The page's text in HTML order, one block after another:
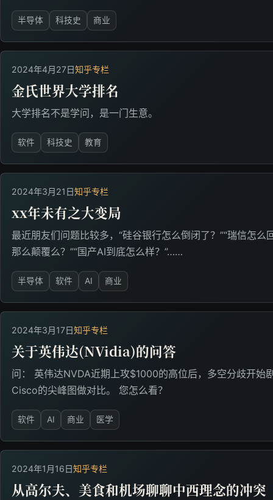
半导体 科技史 商业
2024年4月27日知乎专栏
金氏世界大学排名
大学排名不是学问，是一门生意。
软件 科技史 教育
2024年3月21日知乎专栏
xx年未有之大变局
最近朋友们问题比较多，“硅谷银行怎么倒闭了？”“瑞信怎么
那么颠覆么？”“国产AI到底怎么样？”……
半导体 软件 AI 商业
2024年3月17日知乎专栏
关于英伟达(NVidia)的问答
问： 英伟达NVDA近期上攻$1000的高位后，多空分歧开始
Cisco的尖峰图做对比。 您怎么看？
软件 AI 商业 医学
2024年1月16日知乎专栏
从高尔夫、美食和机场聊聊中西理念的冲突